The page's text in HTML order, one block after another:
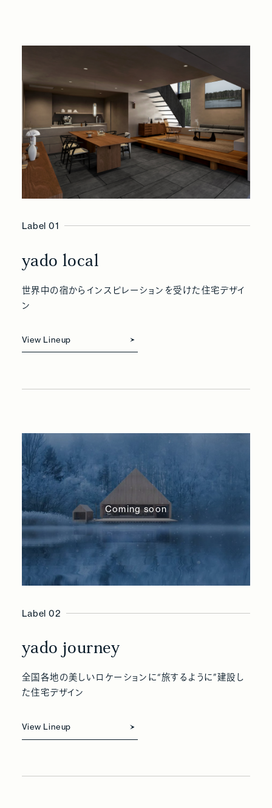
Label 01
yado local
世界中の宿からインスピレーションを受けた住宅デザイ
ン
View Lineup
Label 02
yado journey
全国各地の美しいロケーションに“旅するように”建設し
た住宅デザイン
View Lineup